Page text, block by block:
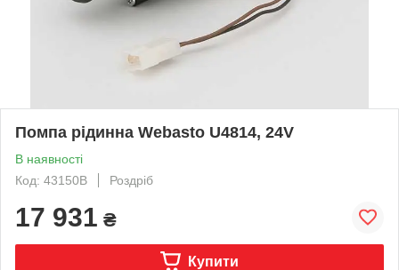
Помпа рідинна Webasto U4814, 24V
В наявності
Код: 43150B
Роздріб
17 931 ₴
Купити